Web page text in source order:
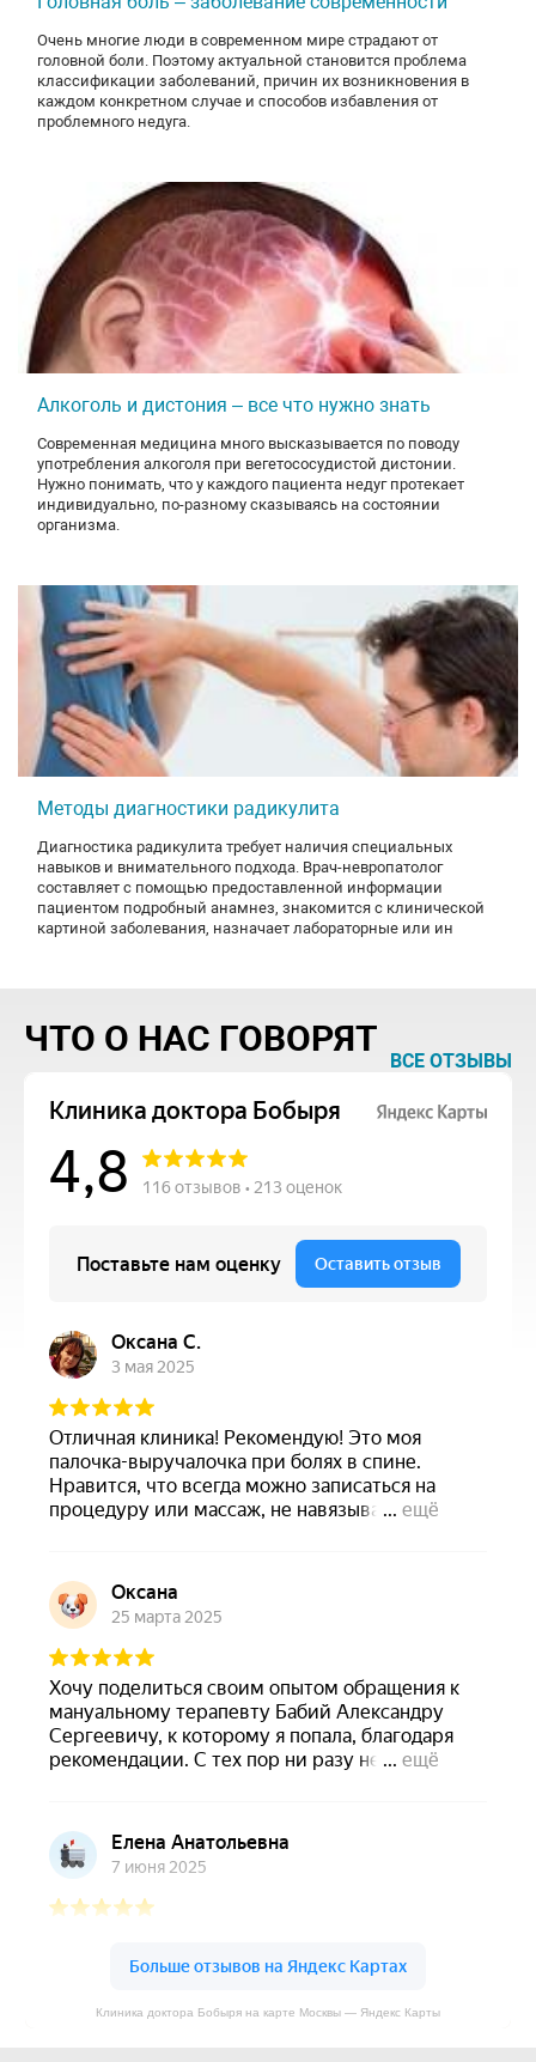
Очень многие люди в современном мире страдают от
головной боли. Поэтому актуальной становится проблема
классификации заболеваний, причин их возникновения в
каждом конкретном случае и способов избавления от
проблемного недуга.
Алкоголь и дистония – все что нужно знать
Современная медицина много высказывается по поводу
употребления алкоголя при вегетососудистой дистонии.
Нужно понимать, что у каждого пациента недуг протекает
индивидуально, по-разному сказываясь на состоянии
организма.
Методы диагностики радикулита
Диагностика радикулита требует наличия специальных
навыков и внимательного подхода. Врач-невропатолог
составляет с помощью предоставленной информации
пациентом подробный анамнез, знакомится с клинической
картиной заболевания, назначает лабораторные или ин
ЧТО О НАС ГОВОРЯТ
ВСЕ ОТЗЫВЫ
Клиника доктора Бобыря на карте Москвы — Яндекс Карты